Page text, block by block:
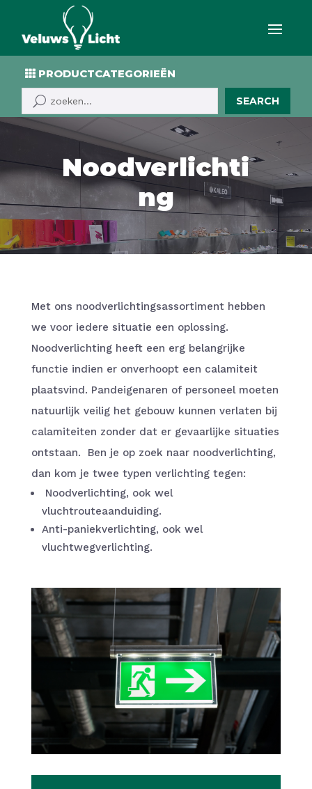
PRODUCTCATEGORIEËN
SEARCH
Noodverlichti
ng
Met ons noodverlichtingsassortiment hebben
we voor iedere situatie een oplossing.
Noodverlichting heeft een erg belangrijke
functie indien er onverhoopt een calamiteit
plaatsvind. Pandeigenaren of personeel moeten
natuurlijk veilig het gebouw kunnen verlaten bij
calamiteiten zonder dat er gevaarlijke situaties
ontstaan. Ben je op zoek naar noodverlichting,
dan kom je twee typen verlichting tegen:
Noodverlichting, ook wel
vluchtrouteaanduiding.
Anti-paniekverlichting, ook wel
vluchtwegverlichting.